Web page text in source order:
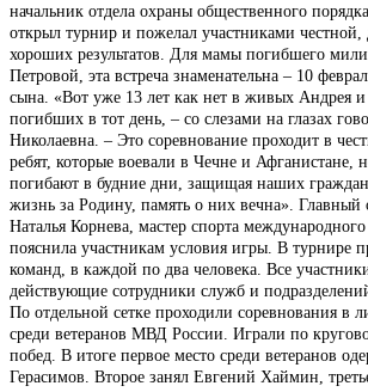
начальник отдела охраны общественного
открыл турнир и пожелал участниками
хороших результатов. Для мамы погибшего
Петровой, эта встреча знаменательна – 10
сына. «Вот уже 13 лет как нет в живых Андрея и
погибших в тот день, – со слезами на глазах
Николаевна. – Это соревнование проходит в
ребят, которые воевали в Чечне и Афганистане,
погибают в будние дни, защищая наших
жизнь за Родину, память о них вечна». Главный
Наталья Корнева, мастер спорта международного
пояснила участникам условия игры. В турнире
команд, в каждой по два человека. Все
действующие сотрудники служб и
По отдельной сетке проходили соревнования в
среди ветеранов МВД России. Играли по
побед. В итоге первое место среди ветеранов
Герасимов. Второе занял Евгений Хаймин,